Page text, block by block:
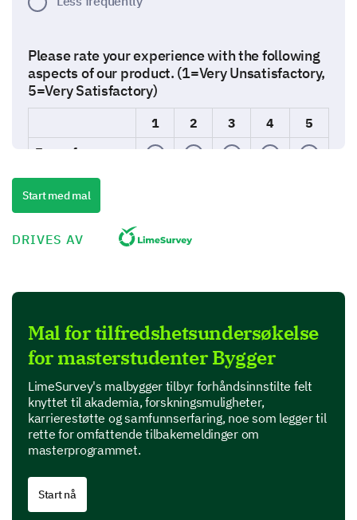
Please rate your experience with the following
aspects of our product. (1=Very Unsatisfactory,
5=Very Satisfactory)
1 2 3 4
5
Ease of use
Performance
Value for money
In this section, we are interested in your perspective
on specific features of our product.
Which features of our product do you find most
useful? (Select all that apply)
Feature A
Feature C
Start med mal
DRIVES AV
Mal for tilfredshetsundersøkelse
for masterstudenter Bygger
LimeSurvey's malbygger tilbyr forhåndsinnstilte felt
knyttet til akademia, forskningsmuligheter,
karrierestøtte og samfunnserfaring, noe som legger til
rette for omfattende tilbakemeldinger om
masterprogrammet.
Start nå